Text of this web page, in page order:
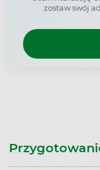
zostaw swój